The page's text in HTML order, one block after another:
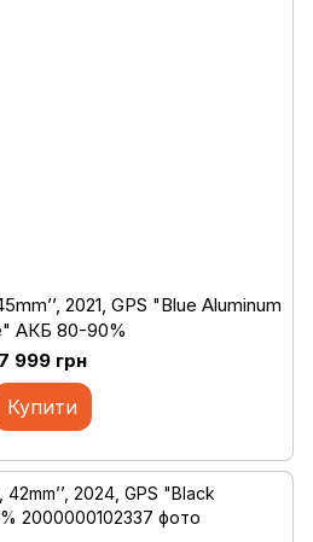
2021, GPS "Blue Aluminum
АКБ 80-90%
7 999 грн
Купити